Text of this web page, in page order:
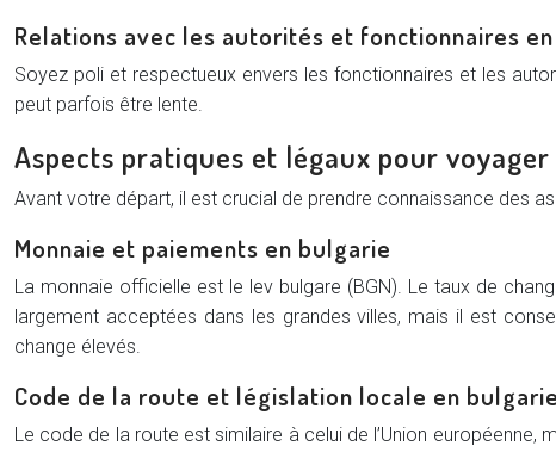
Relations avec les autorités et fonctionnaires
Soyez poli et respectueux envers les fonctionnaires et les
peut parfois être lente.
Aspects pratiques et légaux pour
Avant votre départ, il est crucial de prendre connaissance des
Monnaie et paiements en bulgarie
La monnaie officielle est le lev bulgare (BGN). Le taux de
largement acceptées dans les grandes villes, mais il est
change élevés.
Code de la route et législation locale en bulgarie
Le code de la route est similaire à celui de l’Union